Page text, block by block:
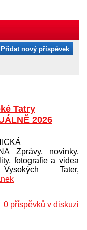
Přidat nový příspěvek
Tatry
2026
Zprávy, novinky,
fotografie a videa
Tater,
0 příspěvků v diskuzi